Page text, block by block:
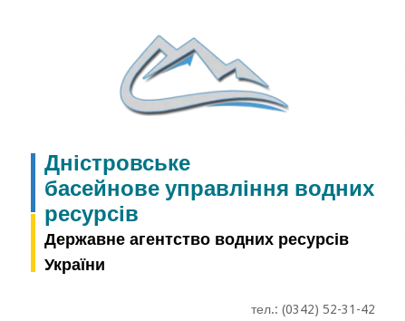
Дністровське
басейнове управління водних
ресурсів
Державне агентство водних ресурсів
України
тел.: (0342) 52-31-42